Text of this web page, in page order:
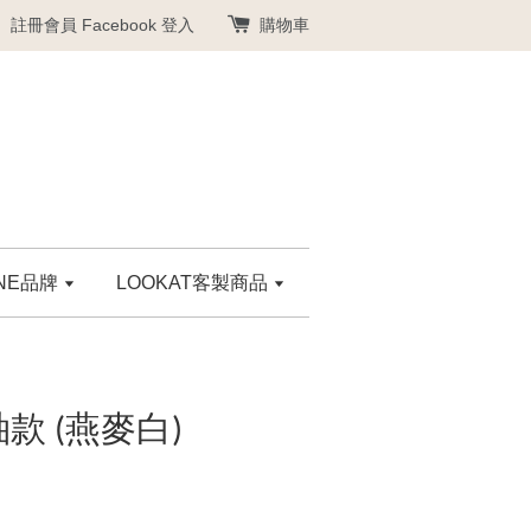
註冊會員 Facebook 登入 購物車
品牌 LOOKAT客製商品
款 (燕麥白)